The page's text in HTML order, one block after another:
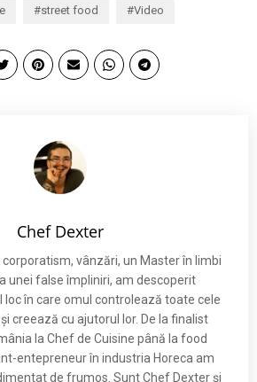
street food Video
Chef Dexter
corporatism, vânzări, un Master în limbi
unei false împliniri, am descoperit
loc în care omul controlează toate cele
creează cu ajutorul lor. De la finalist
la Chef de Cuisine până la food
entepreneur în industria Horeca am
de frumos. Sunt Chef Dexter și